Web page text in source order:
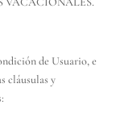
de Usuario, e
cláusulas y